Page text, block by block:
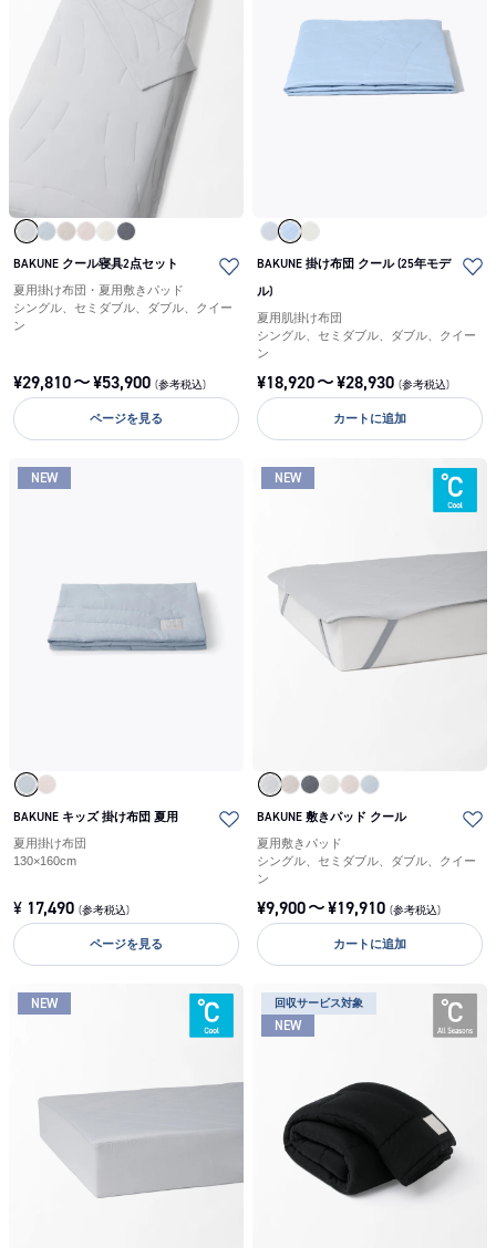
BAKUNE クール寝具2点セット
夏用掛け布団・夏用敷きパッド
シングル、セミダブル、ダブル、クイー
ン
¥29,810〜¥53,900 (参考税込)
ページを見る
BAKUNE 掛け布団 クール (25年モデ
ル)
夏用肌掛け布団
シングル、セミダブル、ダブル、クイー
ン
¥18,920〜¥28,930 (参考税込)
カートに追加
NEW
BAKUNE キッズ 掛け布団 夏用
夏用掛け布団
130×160cm
¥ 17,490 (参考税込)
ページを見る
NEW
BAKUNE 敷きパッド クール
夏用敷きパッド
シングル、セミダブル、ダブル、クイー
ン
¥9,900〜¥19,910 (参考税込)
カートに追加
NEW 回収サービス対象
NEW